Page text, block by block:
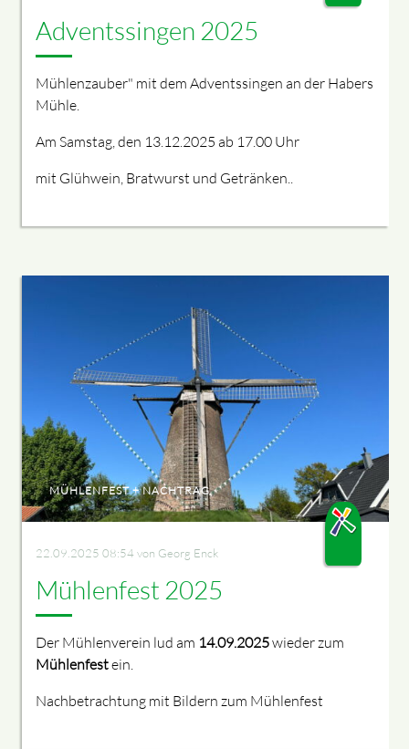
Adventssingen 2025
Mühlenzauber" mit dem Adventssingen an der Habers
Mühle.
Am Samstag, den 13.12.2025 ab 17.00 Uhr
mit Glühwein, Bratwurst und Getränken..
MÜHLENFEST + NACHTRAG
22.09.2025 08:54 von Georg Enck
Mühlenfest 2025
Der Mühlenverein lud am 14.09.2025wieder zum
Mühlenfestein.
Nachbetrachtung mit Bildern zum Mühlenfest